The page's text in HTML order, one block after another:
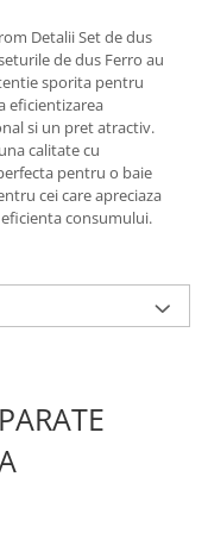
Detalii Set de dus
de dus Ferro au
sporita pentru
eficientizarea
si un pret atractiv.
calitate cu
pentru o baie
cei care apreciaza
consumului.